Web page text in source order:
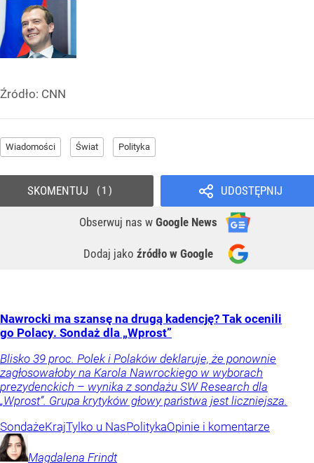
Źródło: CNN
Wiadomości Świat Polityka
UDOSTĘPNIJ
Obserwuj nas w Google News
Dodaj jako źródło w Google
SKOMENTUJ 1
Nawrocki ma szansę na drugą kadencję? Tak ocenili
go Polacy. Sondaż dla „Wprost”
Blisko 39 proc. Polek i Polaków deklaruje, że ponownie
zagłosowałoby na Karola Nawrockiego w wyborach
prezydenckich – wynika z sondażu SW Research dla
„Wprost”. Grupa krytyków głowy państwa jest liczniejsza.
SondażeKrajTylko u NasPolitykaOpinie i komentarze
Magdalena Frindt